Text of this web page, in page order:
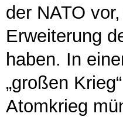
der NATO
Erweiterung
haben. In
„großen
Atomkrieg